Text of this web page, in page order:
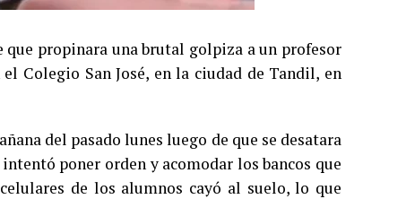
propinara una brutal golpiza a un profesor
Colegio San José, en la ciudad de Tandil, en
del pasado lunes luego de que se desatara
poner orden y acomodar los bancos que
de los alumnos cayó al suelo, lo que